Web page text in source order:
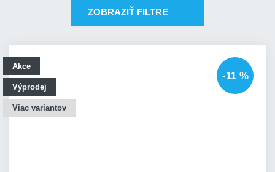
ZOBRAZIŤ FILTRE
Akce
Výprodej
Viac variantov
-11 %